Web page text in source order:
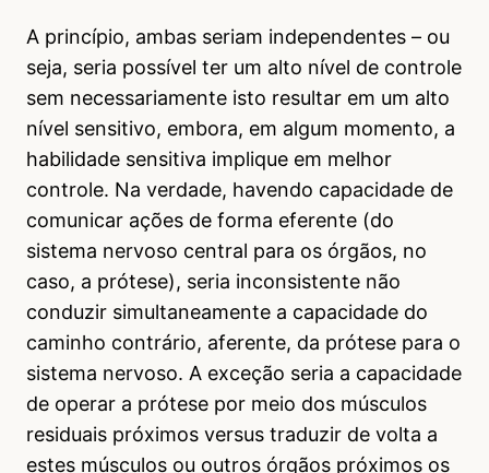
A princípio, ambas seriam independentes – ou
seja, seria possível ter um alto nível de controle
sem necessariamente isto resultar em um alto
nível sensitivo, embora, em algum momento, a
habilidade sensitiva implique em melhor
controle. Na verdade, havendo capacidade de
comunicar ações de forma eferente (do
sistema nervoso central para os órgãos, no
caso, a prótese), seria inconsistente não
conduzir simultaneamente a capacidade do
caminho contrário, aferente, da prótese para o
sistema nervoso. A exceção seria a capacidade
de operar a prótese por meio dos músculos
residuais próximos versus traduzir de volta a
estes músculos ou outros órgãos próximos os